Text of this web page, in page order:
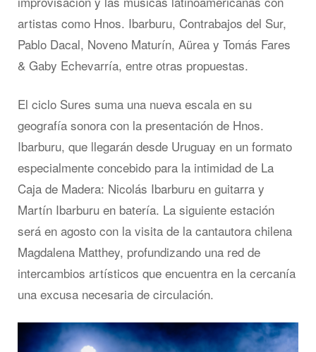
artistas como Hnos. Ibarburu, Contrabajos del Sur,
Pablo Dacal, Noveno Maturín, Aürea y Tomás Fares
& Gaby Echevarría, entre otras propuestas.
El ciclo Sures suma una nueva escala en su
geografía sonora con la presentación de Hnos.
Ibarburu, que llegarán desde Uruguay en un formato
especialmente concebido para la intimidad de La
Caja de Madera: Nicolás Ibarburu en guitarra y
Martín Ibarburu en batería. La siguiente estación
será en agosto con la visita de la cantautora chilena
Magdalena Matthey, profundizando una red de
intercambios artísticos que encuentra en la cercanía
una excusa necesaria de circulación.